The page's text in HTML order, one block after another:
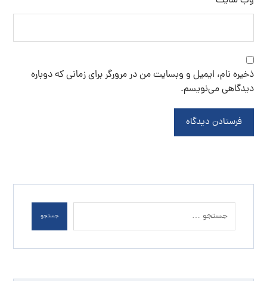
ذخیره نام، ایمیل و وبسایت من در مرورگر برای زمانی که دوباره
دیدگاهی می‌نویسم.
فرستادن دیدگاه
جستجو